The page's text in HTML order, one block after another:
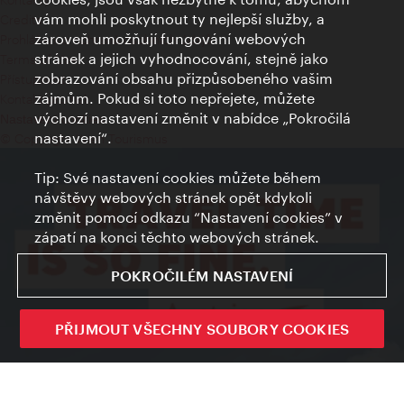
Credits
Prohlášení o ochraně osobních údajů
Terms of Use
Přístupnost
Kontakt pro tisk
Nastavení cookies
© Copyright Wien Tourismus
vám mohli poskytnout ty nejlepší služby, a
zároveň umožňují fungování webových
stránek a jejich vyhodnocování, stejně jako
zobrazování obsahu přizpůsobeného vašim
zájmům. Pokud si toto nepřejete, můžete
výchozí nastavení změnit v nabídce „Pokročilá
nastavení“.
Tip: Své nastavení cookies můžete během
návštěvy webových stránek opět kdykoli
změnit pomocí odkazu “Nastavení cookies” v
zápatí na konci těchto webových stránek.
POKROČILÉM NASTAVENÍ
PŘIJMOUT VŠECHNY SOUBORY COOKIES